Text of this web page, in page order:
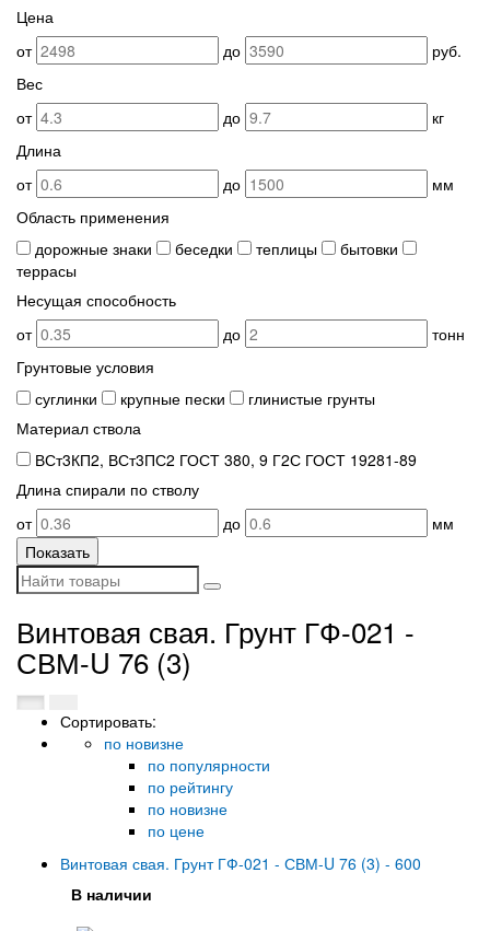
Цена
от
до
руб.
Вес
от
до
кг
Длина
от
до
мм
Область применения
дорожные знаки
беседки теплицы
бытовки
террасы
Несущая способность
от
до
тонн
Грунтовые условия
суглинки
крупные пески
глинистые грунты
Материал ствола
ВСт3КП2, ВСт3ПС2 ГОСТ 380, 9 Г2С ГОСТ 19281-89
Длина спирали по стволу
от
до мм
Винтовая свая. Грунт ГФ-021 -
СВМ-U 76 (3)
Сортировать:
по новизне
по популярности
по рейтингу
по новизне
по цене
Винтовая свая. Грунт ГФ-021 - СВМ-U 76 (3) - 600
В наличии